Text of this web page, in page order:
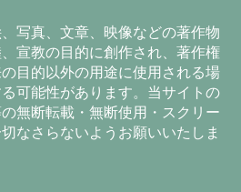
写真、文章、映像などの著作物
宣教の目的に創作され、著作権
目的以外の用途に使用される場
可能性があります。当サイトの
無断転載・無断使用・スクリー
なさらないようお願いいたしま